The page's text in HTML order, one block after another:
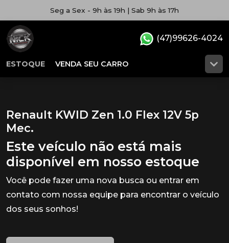
Seg a Sex - 9h às 19h | Sab 9h às 17h
ESTOQUE VENDA SEU CARRO
(47)99626-4024
Renault KWID Zen 1.0 Flex 12V 5p
Mec.
Este veículo não está mais
disponível em nosso estoque
Você pode fazer uma nova busca ou entrar em
contato com nossa equipe para encontrar o veículo
dos seus sonhos!